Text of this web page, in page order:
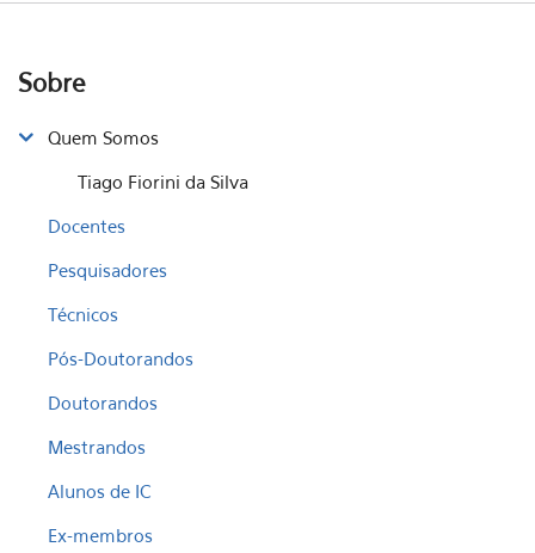
Sobre
Quem Somos
Tiago Fiorini da Silva
Docentes
Pesquisadores
Técnicos
Pós-Doutorandos
Doutorandos
Mestrandos
Alunos de IC
Ex-membros